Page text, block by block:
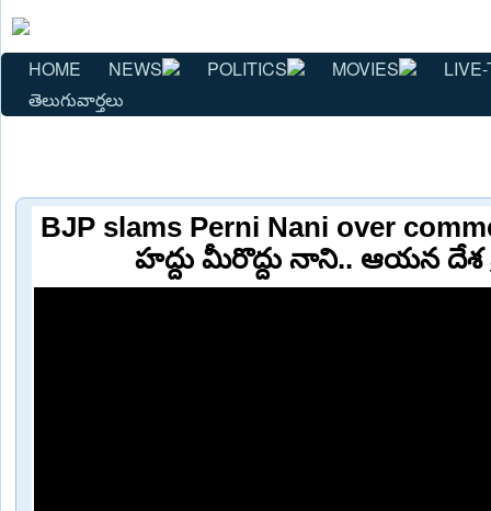
HOME NEWS POLITICS MOVIES
తెలుగువార్తలు
BJP slams Perni Nani over
హద్దు మీరొద్దు నాని.. ఆయన దేశ